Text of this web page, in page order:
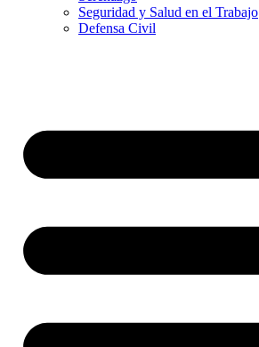
Seguridad y Salud en el Trabajo
Defensa Civil